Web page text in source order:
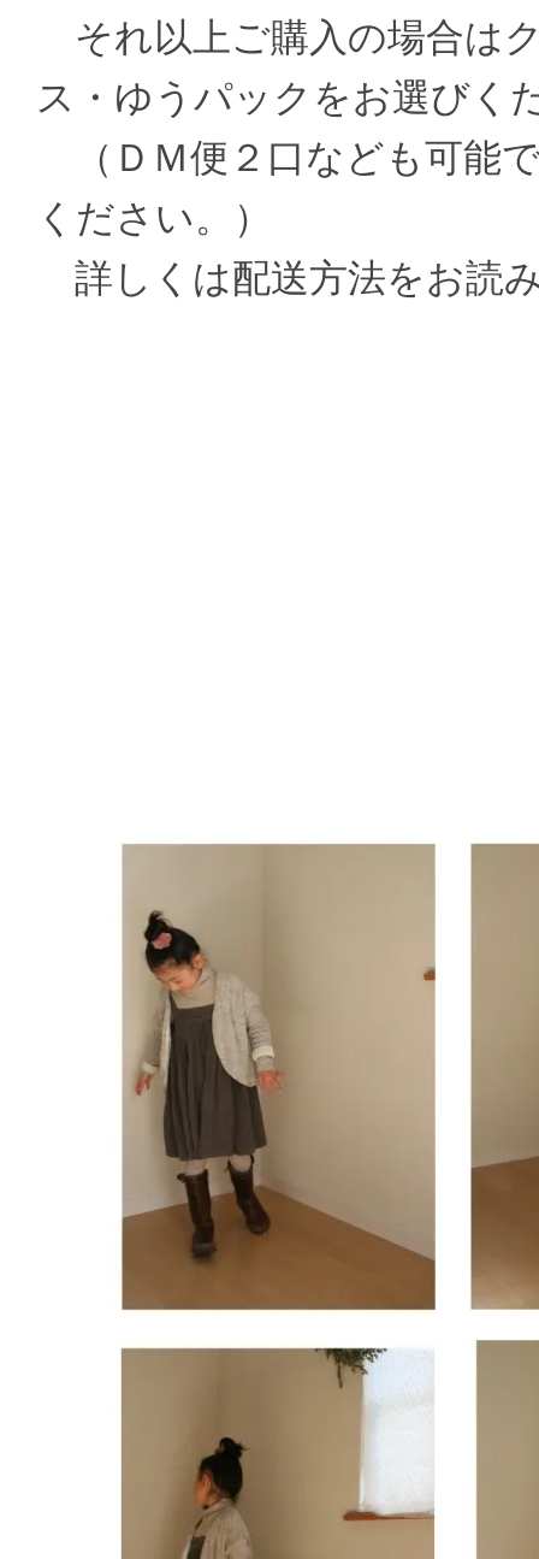
それ以上ご購入の場合は
ス・ゆうパックをお選びく
（ＤＭ便２口なども可能
ください。）
詳しくは配送方法をお読